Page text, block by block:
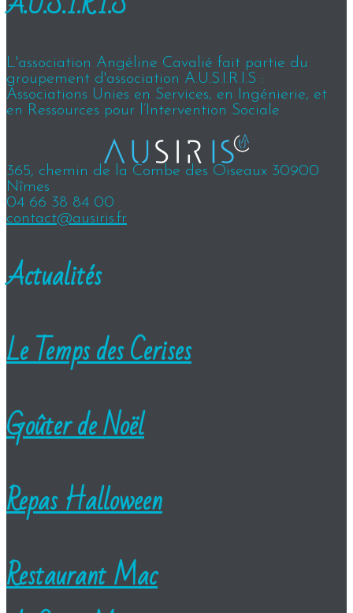
L'association Angéline Cavalié fait partie du
groupement d'association A.U.S.I.R.I.S :
Associations Unies en Services, en Ingénierie, et
en Ressources pour l’Intervention Sociale
365, chemin de la Combe des Oiseaux 30900
Nîmes
04 66 38 84 00
contact@ausiris.fr
Actualités
Le Temps des Cerises
Goûter de Noël
Repas Halloween
Restaurant Mac